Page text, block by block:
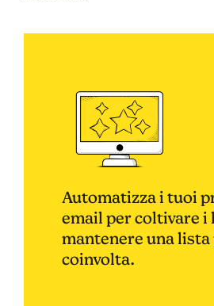
Automatizza i tuoi
email per coltivare i
mantenere una lista
coinvolta.